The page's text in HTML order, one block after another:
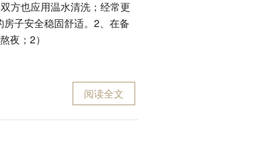
方也应用温水清洗；经常更
子安全稳固舒适。2、在备
夜；2）
阅读全文